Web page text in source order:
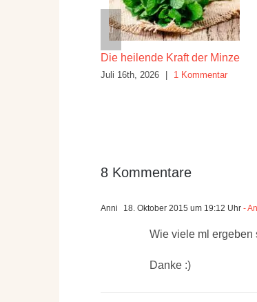
Die heilende Kraft der Minze
Juli 16th, 2026 1 Kommentar
8 Kommentare
Anni 18. Oktober 2015 um 19:12 Uhr -
Wie viele ml ergeben
Danke :)